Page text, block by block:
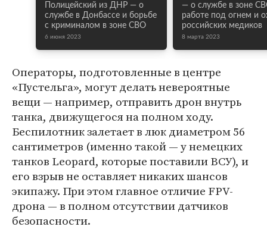
Полицейский из ДНР — о
службе в Донбассе и борьбе
с криминалом в зоне СВО
6 июня 2023
— о службе в зоне
работе под огнем и
российских медиков
8 марта 2023
Операторы, подготовленные в центре
«Пустельга», могут делать невероятные
вещи — например, отправить дрон внутрь
танка, движущегося на полном ходу.
Беспилотник залетает в люк диаметром 56
сантиметров (именно такой — у немецких
танков Leopard, которые поставили ВСУ), и
его взрыв не оставляет никаких шансов
экипажу. При этом главное отличие FPV-
дрона — в полном отсутствии датчиков
безопасности.